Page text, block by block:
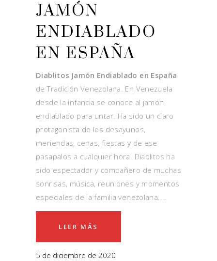
JAMÓN
ENDIABLADO
EN ESPAÑA
Diablitos Jamón Endiablado en España
de Tradición Venezolana. En Venezuela
desde la infancia se conoce al jamón
endiablado para untar. Ha sido un claro
protagonista de los desayunos,
meriendas, cenas, fiestas y de ese
pasapalos a cualquier hora. Diablitos ha
sido espectador y compañero de muchas
sonrisas, música, reuniones y momentos
especiales de la familia venezolana.
LEER MÁS
5 de diciembre de 2020